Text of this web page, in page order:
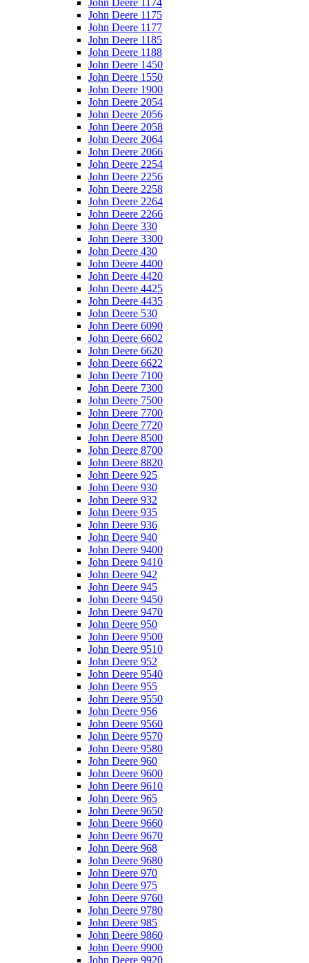
John Deere 1174
John Deere 1175
John Deere 1177
John Deere 1185
John Deere 1188
John Deere 1450
John Deere 1550
John Deere 1900
John Deere 2054
John Deere 2056
John Deere 2058
John Deere 2064
John Deere 2066
John Deere 2254
John Deere 2256
John Deere 2258
John Deere 2264
John Deere 2266
John Deere 330
John Deere 3300
John Deere 430
John Deere 4400
John Deere 4420
John Deere 4425
John Deere 4435
John Deere 530
John Deere 6090
John Deere 6602
John Deere 6620
John Deere 6622
John Deere 7100
John Deere 7300
John Deere 7500
John Deere 7700
John Deere 7720
John Deere 8500
John Deere 8700
John Deere 8820
John Deere 925
John Deere 930
John Deere 932
John Deere 935
John Deere 936
John Deere 940
John Deere 9400
John Deere 9410
John Deere 942
John Deere 945
John Deere 9450
John Deere 9470
John Deere 950
John Deere 9500
John Deere 9510
John Deere 952
John Deere 9540
John Deere 955
John Deere 9550
John Deere 956
John Deere 9560
John Deere 9570
John Deere 9580
John Deere 960
John Deere 9600
John Deere 9610
John Deere 965
John Deere 9650
John Deere 9660
John Deere 9670
John Deere 968
John Deere 9680
John Deere 970
John Deere 975
John Deere 9760
John Deere 9780
John Deere 985
John Deere 9860
John Deere 9900
John Deere 9920